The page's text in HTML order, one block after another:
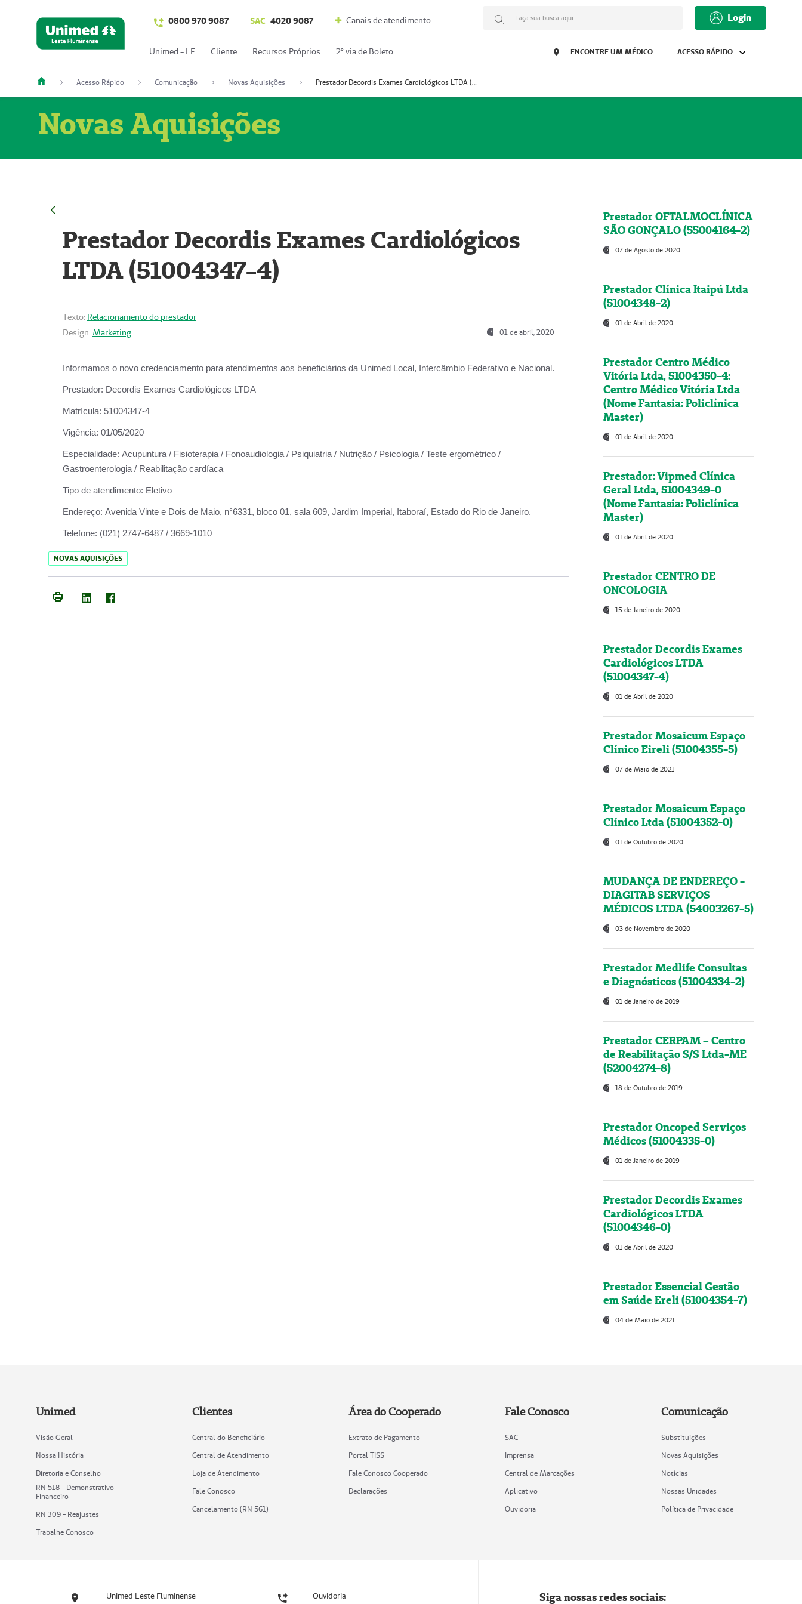
0800 970 9087 SAC 4020 9087 Canais de atendimento Faça sua busca aqui Login
Unimed - LF Cliente Recursos Próprios 2º via de Boleto ENCONTRE UM MÉDICO ACESSO RÁPIDO
Acesso Rápido Comunicação Novas Aquisições Prestador Decordis Exames Cardiológicos LTDA (51004347-4)
Novas Aquisições
Prestador Decordis Exames Cardiológicos
LTDA (51004347-4)
Texto: Relacionamento do prestador
Design: Marketing 01 de abril, 2020
Informamos o novo credenciamento para atendimentos aos beneficiários da Unimed Local, Intercâmbio Federativo e Nacional.
Prestador: Decordis Exames Cardiológicos LTDA
Matrícula: 51004347-4
Vigência: 01/05/2020
Especialidade: Acupuntura / Fisioterapia / Fonoaudiologia / Psiquiatria / Nutrição / Psicologia / Teste ergométrico /
Gastroenterologia / Reabilitação cardíaca
Tipo de atendimento: Eletivo
Endereço: Avenida Vinte e Dois de Maio, n°6331, bloco 01, sala 609, Jardim Imperial, Itaboraí, Estado do Rio de Janeiro.
Telefone: (021) 2747-6487 / 3669-1010
NOVAS AQUISIÇÕES
Prestador OFTALMOCLÍNICA
SÃO GONÇALO (55004164-2)
07 de Agosto de 2020
Prestador Clínica Itaipú Ltda
(51004348-2)
01 de Abril de 2020
Prestador Centro Médico
Vitória Ltda, 51004350-4:
Centro Médico Vitória Ltda
(Nome Fantasia: Policlínica
Master)
01 de Abril de 2020
Prestador: Vipmed Clínica
Geral Ltda, 51004349-0
(Nome Fantasia: Policlínica
Master)
01 de Abril de 2020
Prestador CENTRO DE
ONCOLOGIA
15 de Janeiro de 2020
Prestador Decordis Exames
Cardiológicos LTDA
(51004347-4)
01 de Abril de 2020
Prestador Mosaicum Espaço
Clínico Eireli (51004355-5)
07 de Maio de 2021
Prestador Mosaicum Espaço
Clínico Ltda (51004352-0)
01 de Outubro de 2020
MUDANÇA DE ENDEREÇO -
DIAGITAB SERVIÇOS
MÉDICOS LTDA (54003267-5)
03 de Novembro de 2020
Prestador Medlife Consultas
e Diagnósticos (51004334-2)
01 de Janeiro de 2019
Prestador CERPAM – Centro
de Reabilitação S/S Ltda-ME
(52004274-8)
18 de Outubro de 2019
Prestador Oncoped Serviços
Médicos (51004335-0)
01 de Janeiro de 2019
Prestador Decordis Exames
Cardiológicos LTDA
(51004346-0)
01 de Abril de 2020
Prestador Essencial Gestão
em Saúde Ereli (51004354-7)
04 de Maio de 2021
Unimed
Visão Geral
Nossa História
Diretoria e Conselho
RN 518 - Demonstrativo
Financeiro
RN 309 - Reajustes
Trabalhe Conosco
Clientes
Central do Beneficiário
Central de Atendimento
Loja de Atendimento
Fale Conosco
Cancelamento (RN 561)
Área do Cooperado
Extrato de Pagamento
Portal TISS
Fale Conosco Cooperado
Declarações
Fale Conosco
SAC
Imprensa
Central de Marcações
Aplicativo
Ouvidoria
Comunicação
Substituições
Novas Aquisições
Notícias
Nossas Unidades
Política de Privacidade
Unimed Leste Fluminense Ouvidoria Siga nossas redes sociais: